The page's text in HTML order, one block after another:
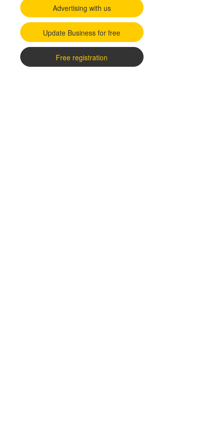
Advertising with us
Update Business for free
Free registration